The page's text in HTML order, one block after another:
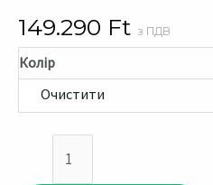
149.290 Ft з ПДВ
Колір
Очистити
MotionCam